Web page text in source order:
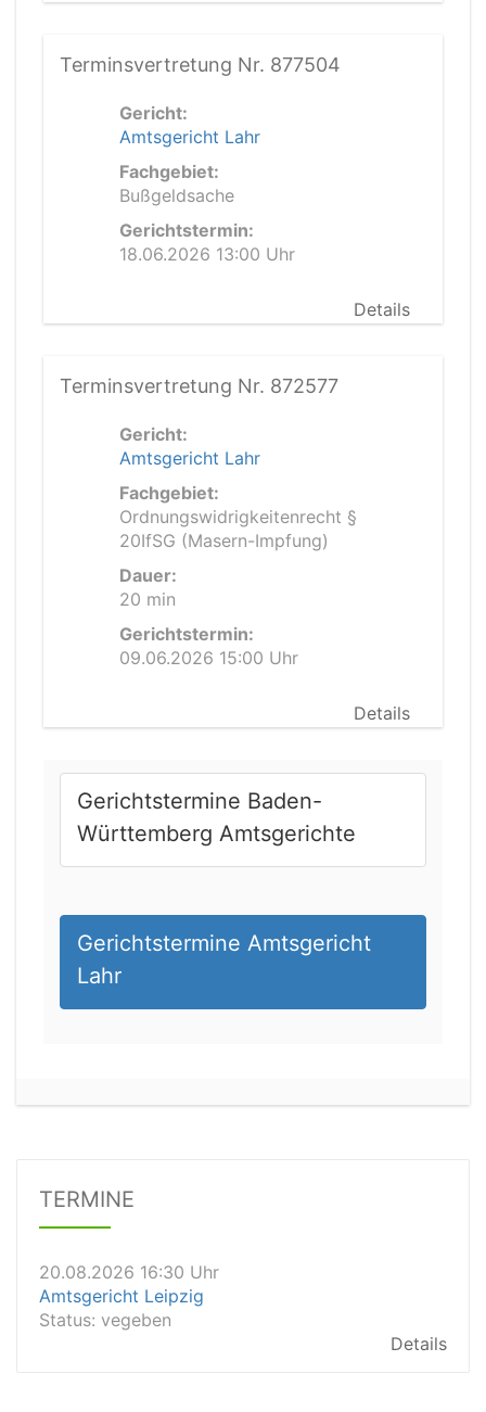
Terminsvertretung Nr. 877504
Gericht:
Amtsgericht Lahr
Fachgebiet:
Bußgeldsache
Gerichtstermin:
18.06.2026 13:00 Uhr
Details
Terminsvertretung Nr. 872577
Gericht:
Amtsgericht Lahr
Fachgebiet:
Ordnungswidrigkeitenrecht §
20IfSG (Masern-Impfung)
Dauer:
20 min
Gerichtstermin:
09.06.2026 15:00 Uhr
Details
Gerichtstermine Baden-
Württemberg Amtsgerichte
Gerichtstermine Amtsgericht
Lahr
TERMINE
Dauer: 15min
20.08.2026 16:30 Uhr
Status:vegeben
20.08.2026 15:30 Uhr